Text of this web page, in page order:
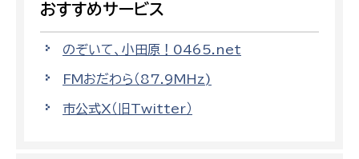
おすすめサービス
のぞいて、小田原！0465.net
FMおだわら（87.9MHz)
市公式X（旧Twitter）